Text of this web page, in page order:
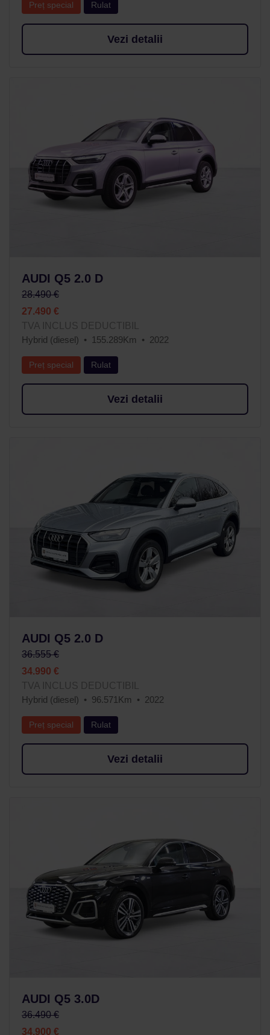
Preț special Rulat
Vezi detalii
AUDI Q5 2.0 D
28.490 €
27.490 €
TVA INCLUS DEDUCTIBIL
Hybrid (diesel)
155.289Km 2022
Preț special Rulat
Vezi detalii
AUDI Q5 2.0 D
36.555 €
34.990 €
TVA INCLUS DEDUCTIBIL
Hybrid (diesel)
96.571Km 2022
Preț special Rulat
Vezi detalii
AUDI Q5 3.0D
36.490 €
34.900 €